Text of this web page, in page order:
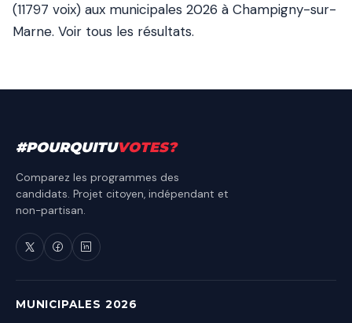
(11797 voix) aux municipales 2026 à Champigny-sur-
Marne. Voir tous les résultats.
#POURQUITUVOTES?
Comparez les programmes des
candidats. Projet citoyen, indépendant et
non-partisan.
MUNICIPALES 2026